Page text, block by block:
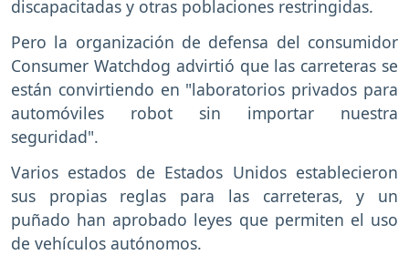
discapacitadas y otras poblaciones restringidas.
Pero la organización de defensa del consumidor
Consumer Watchdog advirtió que las carreteras se
están convirtiendo en "laboratorios privados para
automóviles robot sin importar nuestra
seguridad".
Varios estados de Estados Unidos establecieron
sus propias reglas para las carreteras, y un
puñado han aprobado leyes que permiten el uso
de vehículos autónomos.